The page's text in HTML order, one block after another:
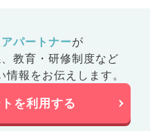
パートナーが
教育・研修制度など
報をお伝えします。
を利用する